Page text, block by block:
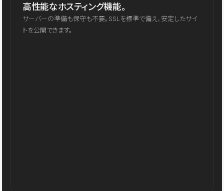
高性能なホスティング機能。
サーバーの準備も保守も不要。SSLを標準で備え、安定したサイ
トを公開できます。